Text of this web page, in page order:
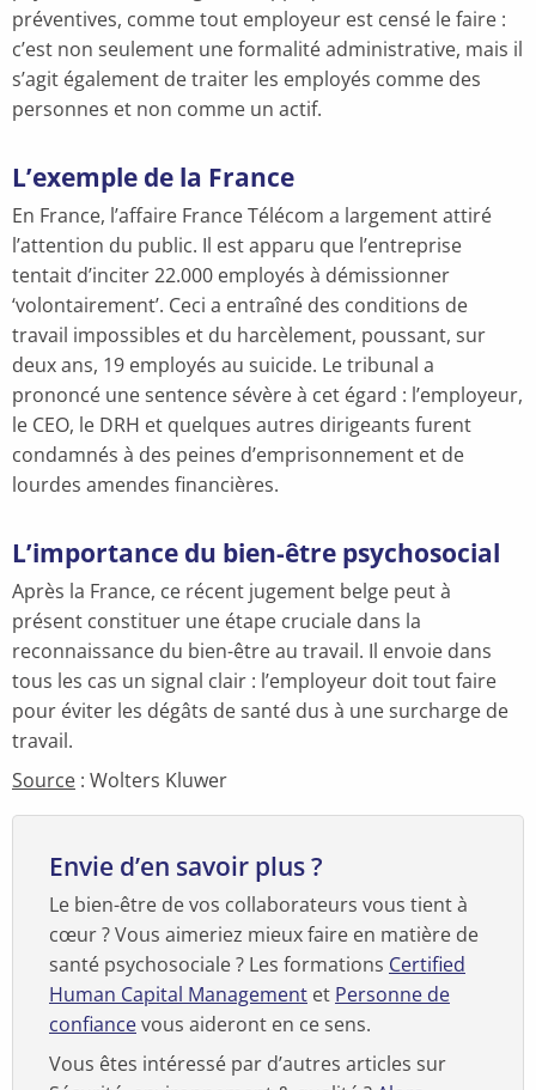
préventives, comme tout employeur est censé le faire :
c’est non seulement une formalité administrative, mais il
s’agit également de traiter les employés comme des
personnes et non comme un actif.
L’exemple de la France
En France, l’affaire France Télécom a largement attiré
l’attention du public. Il est apparu que l’entreprise
tentait d’inciter 22.000 employés à démissionner
‘volontairement’. Ceci a entraîné des conditions de
travail impossibles et du harcèlement, poussant, sur
deux ans, 19 employés au suicide. Le tribunal a
prononcé une sentence sévère à cet égard : l’employeur,
le CEO, le DRH et quelques autres dirigeants furent
condamnés à des peines d’emprisonnement et de
lourdes amendes financières.
L’importance du bien-être psychosocial
Après la France, ce récent jugement belge peut à
présent constituer une étape cruciale dans la
reconnaissance du bien-être au travail. Il envoie dans
tous les cas un signal clair : l’employeur doit tout faire
pour éviter les dégâts de santé dus à une surcharge de
travail.
Source : Wolters Kluwer
Envie d’en savoir plus ?
Le bien-être de vos collaborateurs vous tient à
cœur ? Vous aimeriez mieux faire en matière de
santé psychosociale ? Les formations Certified
Human Capital Management et Personne de
confiancevous aideront en ce sens.
Vous êtes intéressé par d’autres articles sur